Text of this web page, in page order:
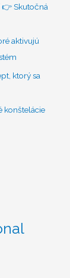
👉 Skutočná
aktivujú
ktorý sa
konštelácie